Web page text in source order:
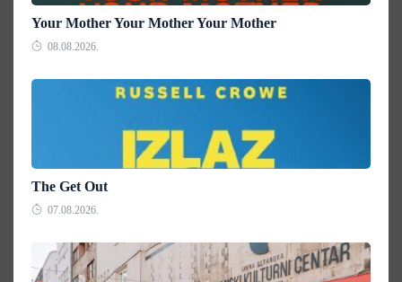
Your Mother Your Mother Your Mother
08.08.2026.
The Get Out
07.08.2026.